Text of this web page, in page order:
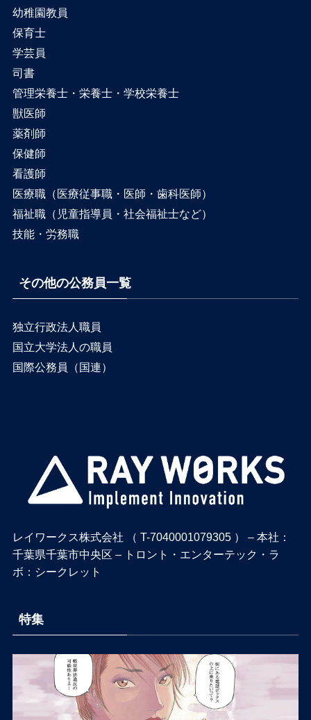
幼稚園教員
保育士
学芸員
司書
管理栄養士・栄養士・学校栄養士
獣医師
薬剤師
保健師
看護師
医療職（医療従事職・医師・歯科医師）
福祉職（児童指導員・社会福祉士など）
技能・労務職
その他の公務員一覧
独立行政法人職員
国立大学法人の職員
国際公務員（国連）
レイワークス株式会社 （ T-7040001079305 ） – 本社：
千葉県千葉市中央区 – トロント・エンターテック・ラ
ボ：シークレット
特集